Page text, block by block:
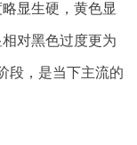
显生硬，黄色显
对黑色过度更为
段，是当下主流的